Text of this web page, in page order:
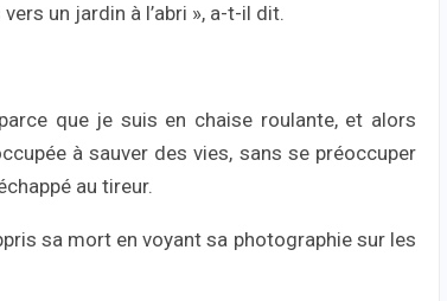
un jardin à l’abri », a-t-il dit.
que je suis en chaise roulante, et alors
à sauver des vies, sans se préoccuper
au tireur.
sa mort en voyant sa photographie sur les